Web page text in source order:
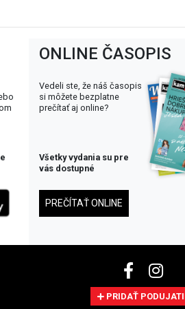
ONLINE ČASOPIS
Vedeli ste, že náš časopis
si môžete bezplatne
prečítať aj online?
Všetky vydania su pre
vás dostupné
PREČÍTAŤ ONLINE
PRIDAŤ